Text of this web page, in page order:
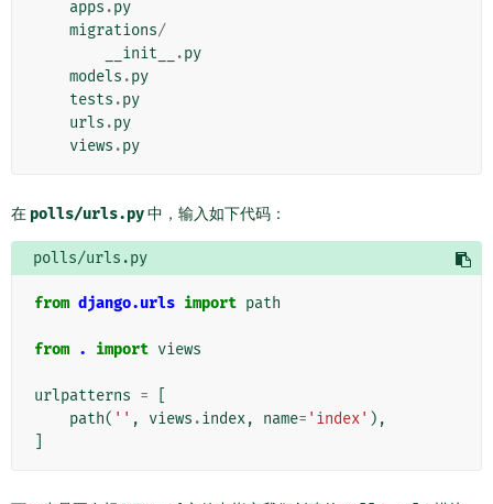
apps .py
migrations/
__init__
.py
models .py
tests .py
urls .py
views .py
在 polls/urls.py中，输入如下代码：
polls/urls.py
from django.urls import path
from . import views
urlpatterns =
path( '' , views .index, name= 'index' ),